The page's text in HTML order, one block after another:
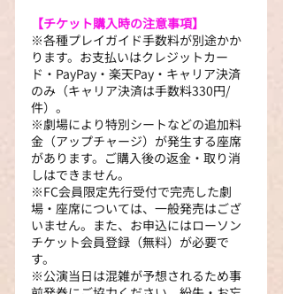
【チケット購入時の注意事項】
※各種プレイガイド手数料が別途かか
ります。お支払いはクレジットカー
ド・PayPay・楽天Pay・キャリア決済
のみ（キャリア決済は手数料330円/
件）。
※劇場により特別シートなどの追加料
金（アップチャージ）が発生する座席
があります。ご購入後の返金・取り消
しはできません。
※FC会員限定先行受付で完売した劇
場・座席については、一般発売はござ
いません。また、お申込にはローソン
チケット会員登録（無料）が必要で
す。
※公演当日は混雑が予想されるため事